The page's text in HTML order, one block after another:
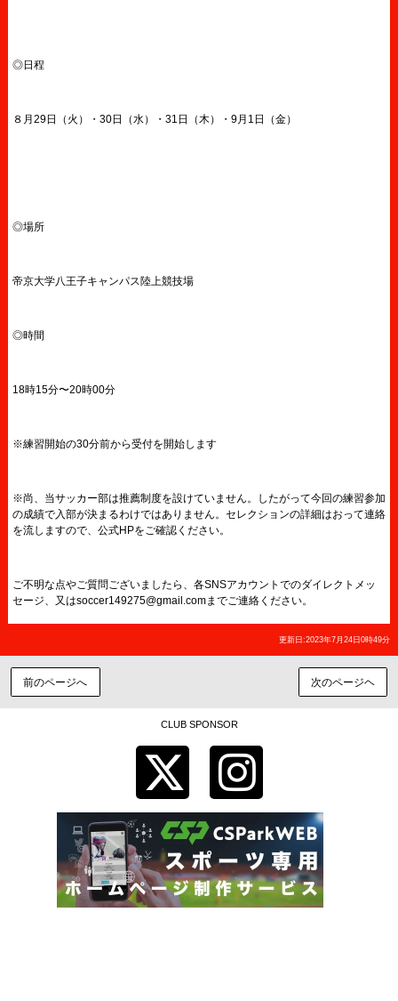
◎日程
８月29日（火）・30日（水）・31日（木）・9月1日（金）
◎場所
帝京大学八王子キャンパス陸上競技場
◎時間
18時15分〜20時00分
※練習開始の30分前から受付を開始します
※尚、当サッカー部は推薦制度を設けていません。したがって今回の練習参加
の成績で入部が決まるわけではありません。セレクションの詳細はおって連絡
を流しますので、公式HPをご確認ください。
ご不明な点やご質問ございましたら、各SNSアカウントでのダイレクトメッ
セージ、又はsoccer149275@gmail.comまでご連絡ください。
更新日:2023年7月24日0時49分
前のページへ 次のページヘ
CLUB SPONSOR